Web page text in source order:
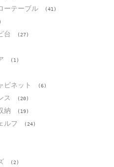
ーテーブル (41)
台 (27)
(1)
ビネット (6)
ス (20)
納 (19)
ルフ (24)
(2)